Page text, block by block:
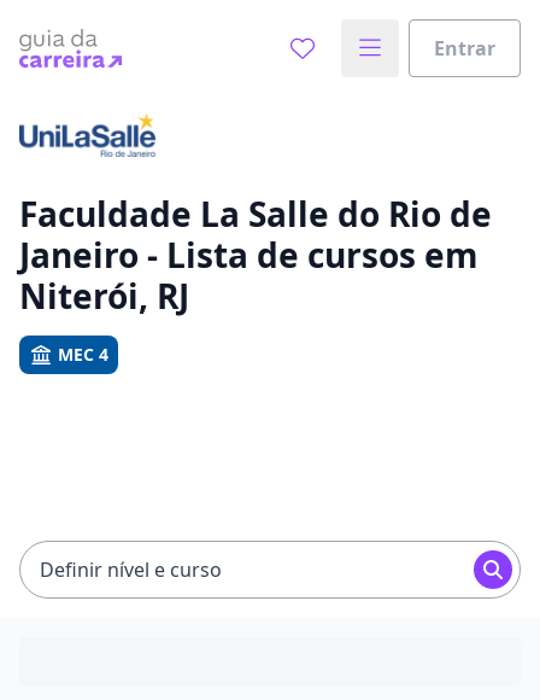
Entrar
Vamos te guiar no caminho ideal para seus estudos
Faculdade La Salle do Rio de
Janeiro - Lista de cursos em
Niterói, RJ
MEC 4
Definir nível e curso